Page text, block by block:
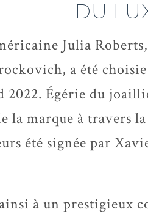
DU
Julia
a été
2022. Égérie du
la marque à travers
été signée par
à un prestigieux